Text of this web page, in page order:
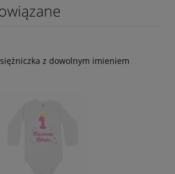
z dowolnym imieniem